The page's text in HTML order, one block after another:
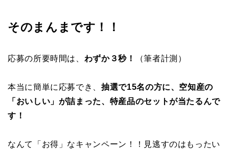
そのまんまです！！
応募の所要時間は、 わずか３秒！ （筆者計測）
本当に簡単に応募でき、抽選で15名の方に、空知産の
「おいしい」が詰まった、特産品のセットが当たるんで
す！
なんて「お得」なキャンペーン！！見逃すのはもったい